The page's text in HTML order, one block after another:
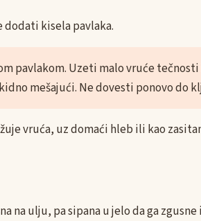
dodati kisela pavlaka.
pavlakom. Uzeti malo vruće
mešajući. Ne dovesti ponovo do
vruća, uz domaći hleb ili kao
na ulju, pa sipana u jelo da ga